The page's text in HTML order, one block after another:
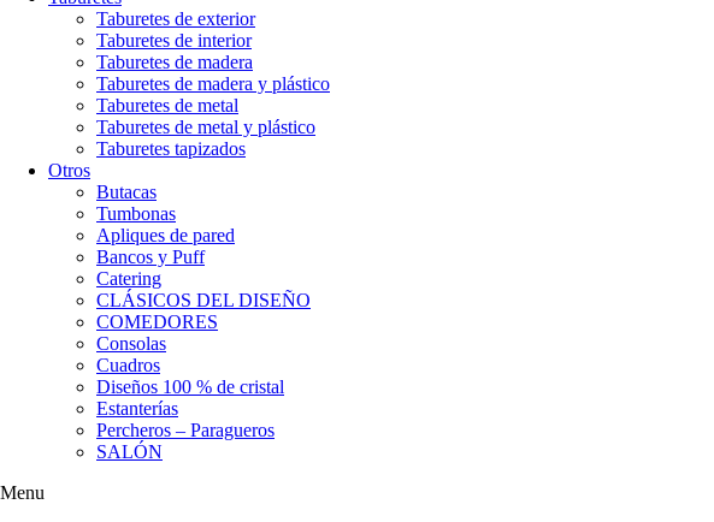
Taburetes de exterior
Taburetes de interior
Taburetes de madera
Taburetes de madera y plástico
Taburetes de metal
Taburetes de metal y plástico
Taburetes tapizados
Otros
Butacas
Tumbonas
Apliques de pared
Bancos y Puff
Catering
CLÁSICOS DEL DISEÑO
COMEDORES
Consolas
Cuadros
Diseños 100 % de cristal
Estanterías
Percheros – Paragueros
SALÓN
Menu